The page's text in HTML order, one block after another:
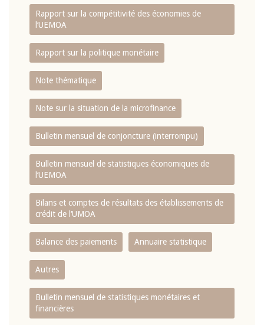
Rapport sur la compétitivité des économies de
l‘UEMOA
Rapport sur la politique monétaire
Note thématique
Note sur la situation de la microfinance
Bulletin mensuel de conjoncture (interrompu)
Bulletin mensuel de statistiques économiques de
l‘UEMOA
Bilans et comptes de résultats des établissements de
crédit de l‘UMOA
Balance des paiements Annuaire statistique
Autres
Bulletin mensuel de statistiques monétaires et
financières